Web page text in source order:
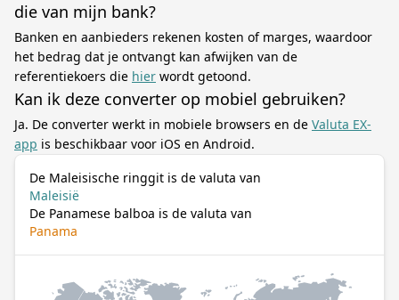
die van mijn bank?
Banken en aanbieders rekenen kosten of marges, waardoor
het bedrag dat je ontvangt kan afwijken van de
referentiekoers die hier wordt getoond.
Kan ik deze converter op mobiel gebruiken?
Ja. De converter werkt in mobiele browsers en de Valuta EX-
app is beschikbaar voor iOS en Android.
De Maleisische ringgit is de valuta van
Maleisië
De Panamese balboa is de valuta van
Panama